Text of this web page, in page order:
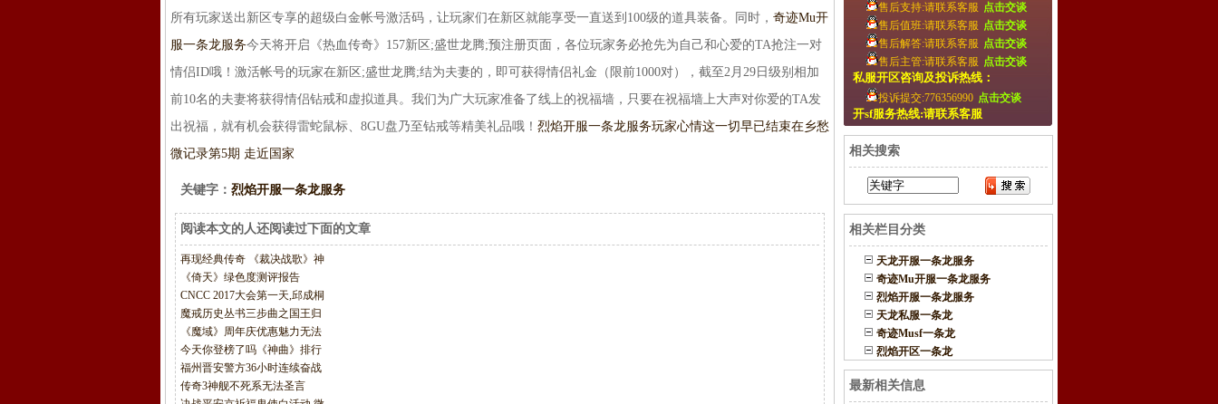
所有玩家送出新区专享的超级白金帐号激活码，让玩家们在新区就能享受一直送到100级的道具装备。同时， 奇迹Mu开
服一条龙服务今天将开启《热血传奇》157新区;盛世龙腾;预注册页面，各位玩家务必抢先为自己和心爱的TA抢注一对
情侣ID哦！激活帐号的玩家在新区;盛世龙腾;结为夫妻的，即可获得情侣礼金（限前1000对），截至2月29日级别相加
前10名的夫妻将获得情侣钻戒和虚拟道具。我们为广大玩家准备了线上的祝福墙，只要在祝福墙上大声对你爱的TA发
出祝福，就有机会获得雷蛇鼠标、8GU盘乃至钻戒等精美礼品哦！ 烈焰开服一条龙服务玩家心情这一切早已结束在乡愁
微记录第5期 走近国家
关键字： 烈焰开服一条龙服务
阅读本文的人还阅读过下面的文章
再现经典传奇 《裁决战歌》神
《倚天》绿色度测评报告
CNCC 2017大会第一天,邱成桐
魔戒历史丛书三步曲之国王归
《魔域》周年庆优惠魅力无法
今天你登榜了吗《神曲》排行
福州晋安警方36小时连续奋战
传奇3神舰不死系无法圣言
售后支持:请联系客服 点击交谈
售后值班:请联系客服 点击交谈
售后解答:请联系客服 点击交谈
售后主管:请联系客服 点击交谈
私服开区咨询及投诉热线：
投诉提交:776356990 点击交谈
开sf服务热线:请联系客服
相关搜索
相关栏目分类
天龙开服一条龙服务
奇迹Mu开服一条龙服务
烈焰开服一条龙服务
天龙私服一条龙
奇迹Musf一条龙
烈焰开区一条龙
最新相关信息